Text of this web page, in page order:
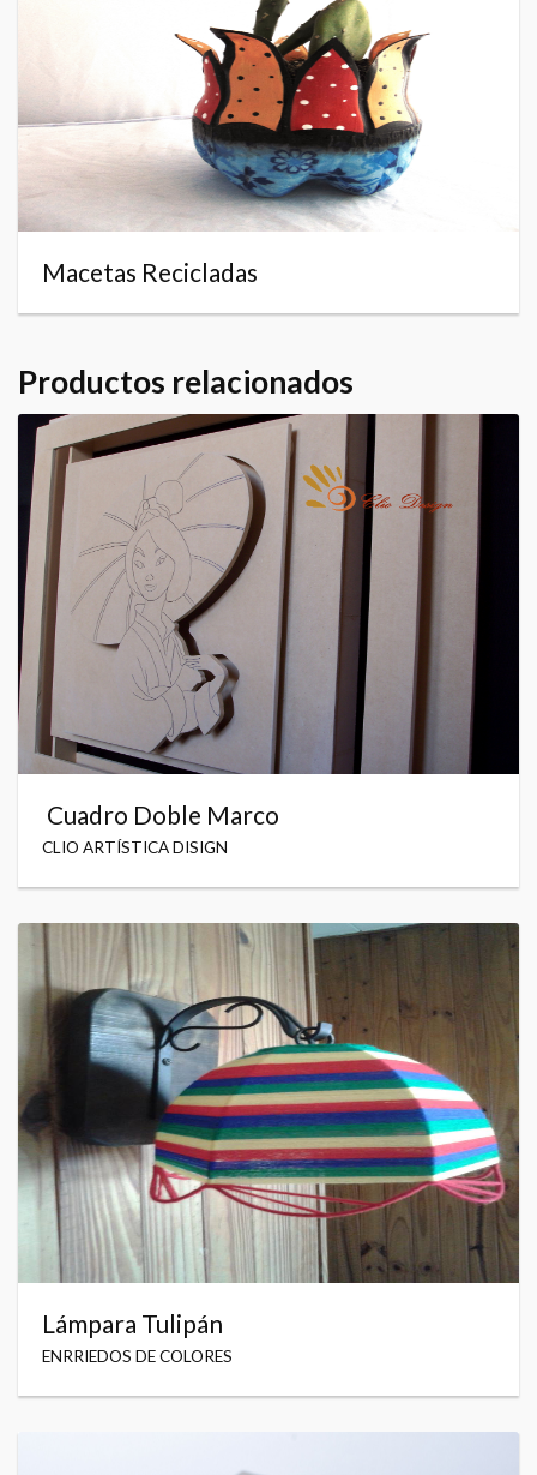
Macetas Recicladas
Productos relacionados
Cuadro Doble Marco
CLIO ARTÍSTICA DISIGN
Lámpara Tulipán
ENRRIEDOS DE COLORES